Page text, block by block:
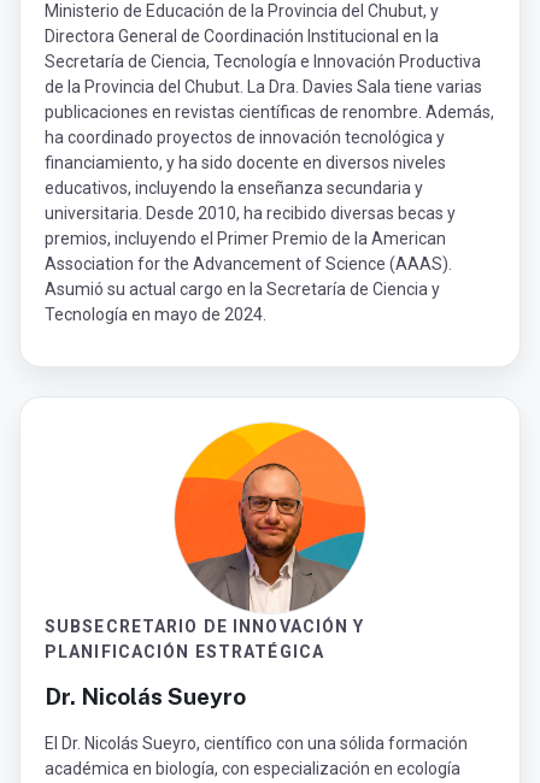
Ministerio de Educación de la Provincia del Chubut, y
Directora General de Coordinación Institucional en la
Secretaría de Ciencia, Tecnología e Innovación Productiva
de la Provincia del Chubut. La Dra. Davies Sala tiene varias
publicaciones en revistas científicas de renombre. Además,
ha coordinado proyectos de innovación tecnológica y
financiamiento, y ha sido docente en diversos niveles
educativos, incluyendo la enseñanza secundaria y
universitaria. Desde 2010, ha recibido diversas becas y
premios, incluyendo el Primer Premio de la American
Association for the Advancement of Science (AAAS).
Asumió su actual cargo en la Secretaría de Ciencia y
Tecnología en mayo de 2024.
SUBSECRETARIO DE INNOVACIÓN Y
PLANIFICACIÓN ESTRATÉGICA
Dr. Nicolás Sueyro
El Dr. Nicolás Sueyro, científico con una sólida formación
académica en biología, con especialización en ecología